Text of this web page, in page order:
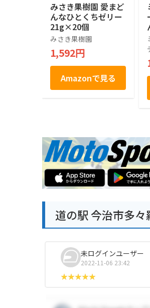
みさき果樹園 愛まど
んなひとくちゼリー
21g×20個
みさき果樹園
1,592円
Amazonで見る
道の駅 今治市多
未ログインユーザー
2022-11-06 23:42